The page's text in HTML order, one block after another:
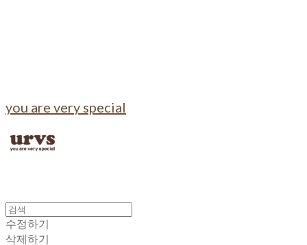
you are very special
수정하기
삭제하기